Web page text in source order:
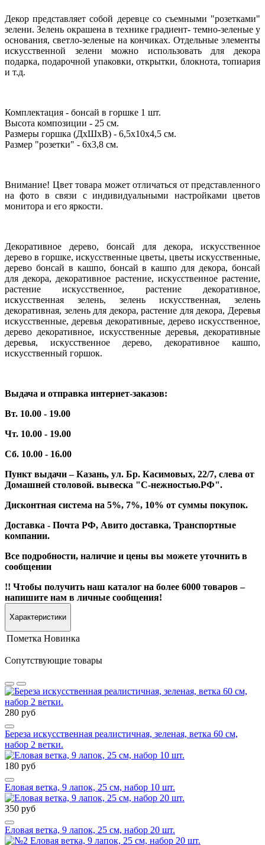
Декор представляет собой деревце со съемными "розетками"
зелени. Зелень окрашена в технике градиент- темно-зеленые у
основания, светло-зеленые на кончиках. Отдельные элементы
искусственной зелени можно использовать для декора
подарка, подарочной упаковки, открытки, блокнота, топиария
и т.д.
Комплектация - бонсай в горшке 1 шт.
Высота композиции - 25 см.
Размеры горшка (ДхШхВ) - 6,5х10х4,5 см.
Размер "розетки" - 6х3,8 см.
Внимание! Цвет товара может отличаться от представленного
на фото в связи с индивидуальными настройками цветов
монитора и его яркости.
Декоративное дерево, бонсай для декора, искусственное
дерево в горшке, искусственные цветы, цветы искусственные,
дерево бонсай в кашпо, бонсай в кашпо для декора, бонсай
для декора, декоративное растение, искусственное растение,
растение искусственное, растение декоративное,
искусственная зелень, зелень искусственная, зелень
декоративная, зелень для декора, растение для декора, Деревья
искусственные, деревья декоративные, дерево искусственное,
дерево декоративное, искусственные деревья, декоративные
деревья, искусственное дерево, декоративное кашпо,
искусственный горшок.
Выдача и отправка интернет-заказов:
Вт. 10.00 - 19.00
Чт. 10.00 - 19.00
Сб. 10.00 - 16.00
Пункт выдачи – Казань, ул. Бр. Касимовых, 22/7, слева от
Домашней столовой. вывеска "С-нежностью.РФ".
Дисконтная система на 5%, 7%, 10% от суммы покупок.
Доставка - Почта РФ, Авито доставка, Транспортные
компании.
Все подробности, наличие и цены вы можете уточнить в
сообщении
!! Чтобы получить наш каталог на более 6000 товаров –
напишите нам в личные сообщения!
Характеристики
Пометка Новинка
Сопутствующие товары
280 руб
Береза искусственная реалистичная, зеленая, ветка 60 см,
набор 2 ветки.
180 руб
Еловая ветка, 9 лапок, 25 см, набор 10 шт.
350 руб
Еловая ветка, 9 лапок, 25 см, набор 20 шт.